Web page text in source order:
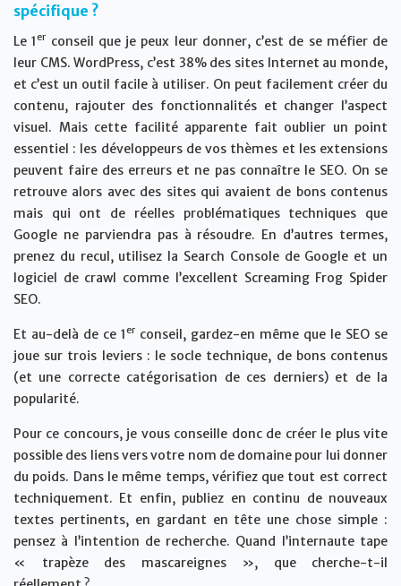
spécifique ?
Le 1er conseil que je peux leur donner, c’est de se méfier de
leur CMS. WordPress, c’est 38% des sites Internet au monde,
et c’est un outil facile à utiliser. On peut facilement créer du
contenu, rajouter des fonctionnalités et changer l’aspect
visuel. Mais cette facilité apparente fait oublier un point
essentiel : les développeurs de vos thèmes et les extensions
peuvent faire des erreurs et ne pas connaître le SEO. On se
retrouve alors avec des sites qui avaient de bons contenus
mais qui ont de réelles problématiques techniques que
Google ne parviendra pas à résoudre. En d’autres termes,
prenez du recul, utilisez la Search Console de Google et un
logiciel de crawl comme l’excellent Screaming Frog Spider
SEO.
Et au-delà de ce 1er conseil, gardez-en même que le SEO se
joue sur trois leviers : le socle technique, de bons contenus
(et une correcte catégorisation de ces derniers) et de la
popularité.
Pour ce concours, je vous conseille donc de créer le plus vite
possible des liens vers votre nom de domaine pour lui donner
du poids. Dans le même temps, vérifiez que tout est correct
techniquement. Et enfin, publiez en continu de nouveaux
textes pertinents, en gardant en tête une chose simple :
pensez à l’intention de recherche. Quand l’internaute tape
« trapèze des mascareignes », que cherche-t-il